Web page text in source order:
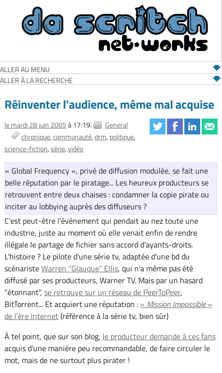
ALLER AU MENU
ALLER À LA RECHERCHE
Réinventer l'audience, même mal acquise
le mardi 28 juin 2005à 17:19.
General
chronique communauté drm politique
science-fiction série vidéo
« Global Frequency », privé de diffusion modulée, se fait une
belle réputation par le piratage... Les heureux producteurs se
retrouvent entre deux chaises : condamner la copie pirate ou
inciter au lobbying auprès des diffuseurs ?
C'est peut-être l'évènement qui pendait au nez toute une
industrie, juste au moment où elle venait enfin de rendre
illégale le partage de fichier sans accord d'ayants-droits.
L'histoire ? Le pilote d'une série tv, adaptée d'une bd du
scénaristeWarren “Glauque” Ellis, qui n'a même pas été
diffusé par ses producteurs, Warner TV. Mais par un hasard
“étonnant”, se retrouve sur un réseau de PeerToPeer,
BitTorrent... Et acquiert une réputation :« Mission Impossible»
de l'ère Internet(référence à la série tv, bien sûr)
À tel point, que sur son blog, le producteur demande à ces fans
acquis d'une manière peu recommandable, de faire circuler le
mot, mais de ne surtout plus pirater !